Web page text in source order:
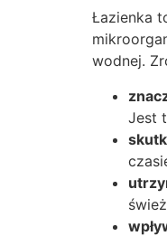
Łazienka
wodnej.
Jest